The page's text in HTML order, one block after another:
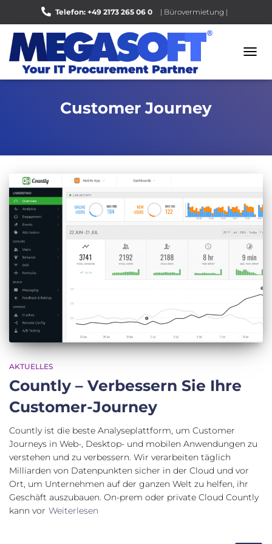
Telefon: +49 2173 265 06 0 | Bürovermietung |
Bewerten Sie uns auf Google |
Customer Journey
AKTUELLES
Countly – Verbessern Sie Ihre
Customer-Journey
Countly ist die beste Analyseplattform, um Customer
Journeys in Web-, Desktop- und mobilen Anwendungen zu
verstehen und zu verbessern. Wir verarbeiten täglich
Milliarden von Datenpunkten sicher in der Cloud und vor
Ort, um Unternehmen auf der ganzen Welt zu helfen, ihr
Geschäft auszubauen. On-prem oder private Cloud Countly
kann vor Weiterlesen